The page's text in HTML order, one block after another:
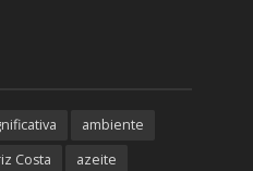
ambiente
Costa
azeite